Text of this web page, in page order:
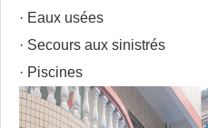
· Eaux usées
· Secours aux sinistrés
· Piscines